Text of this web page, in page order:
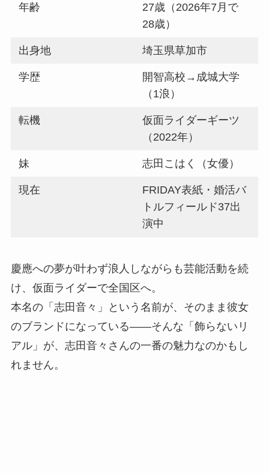
年齢
27歳（2026年7月で
28歳）
出身地 埼玉県草加市
学歴
開智高校→成城大学
（1浪）
転機
仮面ライダーギーツ
（2022年）
妹 志田こはく（女優）
現在
FRIDAY表紙・婚活バ
トルフィールド37出
演中
慶應への夢が叶わず浪人しながらも芸能活動を続
け、仮面ライダーで全国区へ。
本名の「志田音々」という名前が、そのまま彼女
のブランドになっている——そんな「飾らないリ
アル」が、志田音々さんの一番の魅力なのかもし
れません。